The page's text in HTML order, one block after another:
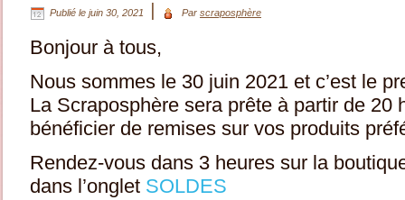
Publié le juin 30, 2021 Par scraposphère
Bonjour à tous,
Nous sommes le 30 juin 2021 et c’est le
La Scraposphère sera prête à partir de 20
bénéficier de remises sur vos produits
Rendez-vous dans 3 heures sur la
dans l’onglet SOLDES